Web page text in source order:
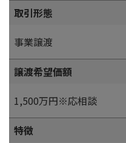
取引形態
事業譲渡
譲渡希望価額
1,500万円※応相談
特徴